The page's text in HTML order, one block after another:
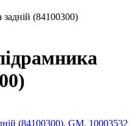
(84100300)